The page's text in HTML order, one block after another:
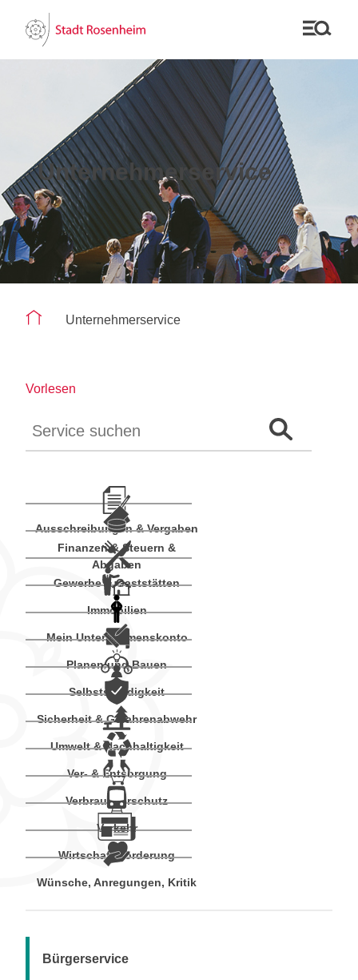
Unternehmerservice
Sie befinden sich auf der Seite "Unternehmerservice"
Unternehmerservice
Vorlesen
Suchformular
Ausschreibungen & Vergaben
Finanzen & Steuern &
Abgaben
Gewerbe & Gaststätten
Immobilien
Mein Unternehmenskonto
Planen und Bauen
Selbstständigkeit
Sicherheit & Gefahrenabwehr
Umwelt & Nachhaltigkeit
Ver- & Entsorgung
Verbraucherschutz
Verkehr
Wirtschaftsförderung
Wünsche, Anregungen, Kritik
Bürgerservice